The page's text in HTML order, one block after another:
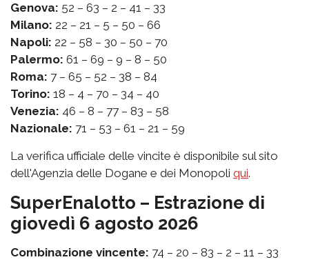
Genova: 52 – 63 – 2 – 41 – 33
Milano: 22 – 21 – 5 – 50 – 66
Napoli: 22 – 58 – 30 – 50 – 70
Palermo: 61 – 69 – 9 – 8 – 50
Roma: 7 – 65 – 52 – 38 – 84
Torino: 18 – 4 – 70 – 34 – 40
Venezia: 46 – 8 – 77 – 83 – 58
Nazionale: 71 – 53 – 61 – 21 – 59
La verifica ufficiale delle vincite è disponibile sul sito
dell'Agenzia delle Dogane e dei Monopoli qui.
SuperEnalotto – Estrazione di
giovedì 6 agosto 2026
Combinazione vincente: 74 – 20 – 83 – 2 – 11 – 33